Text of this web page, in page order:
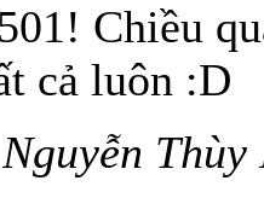
Chiều
cả luôn :D
Thùy